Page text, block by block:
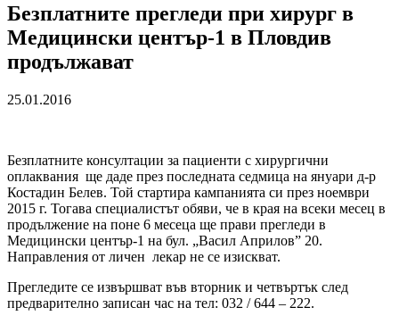
Безплатните прегледи при хирург в
Медицински център-1 в Пловдив
продължават
25.01.2016
Безплатните консултации за пациенти с хирургични
оплаквания ще даде през последната седмица на януари д-р
Костадин Белев. Той стартира кампанията си през ноември
2015 г. Тогава специалистът обяви, че в края на всеки месец в
продължение на поне 6 месеца ще прави прегледи в
Медицински център-1 на бул. „Васил Априлов” 20.
Направления от личен лекар не се изискват.
Прегледите се извършват във вторник и четвъртък след
предварително записан час на тел: 032 / 644 – 222.